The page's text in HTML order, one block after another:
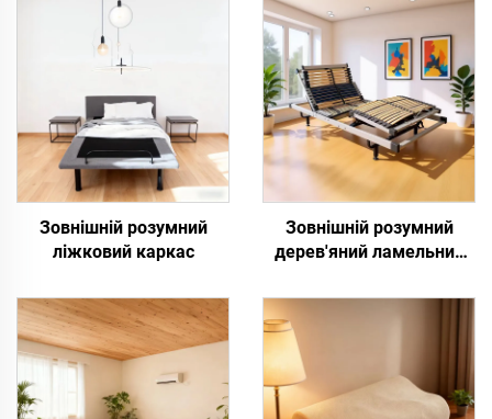
Зовнішній розумний
ліжковий каркас
Зовнішній розумний
дерев'яний ламельний